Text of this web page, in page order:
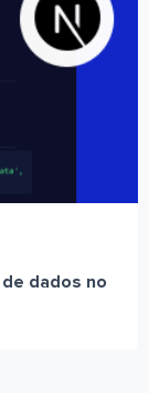
dados no